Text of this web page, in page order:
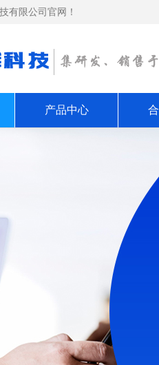
有限公司官网！
产品中心